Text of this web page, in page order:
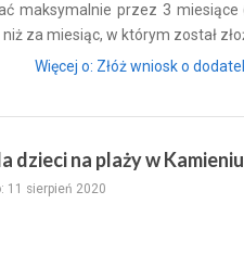
maksymalnie przez 3 miesiące
za miesiąc, w którym został
Więcej o: Złóż wniosk o
dzieci na plaży w
11 sierpień 2020